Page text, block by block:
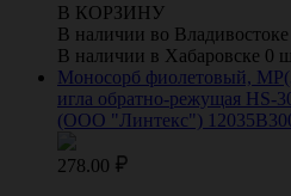
В КОРЗИНУ
В наличии во
В наличии в Хабаровске 0
Моносорб фиолетовый,
игла обратно-режущая HS-
(ООО "Линтекс")
278.00